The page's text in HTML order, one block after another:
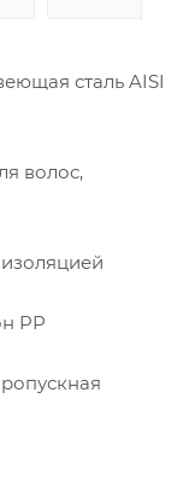
сталь AISI
волос,
PP